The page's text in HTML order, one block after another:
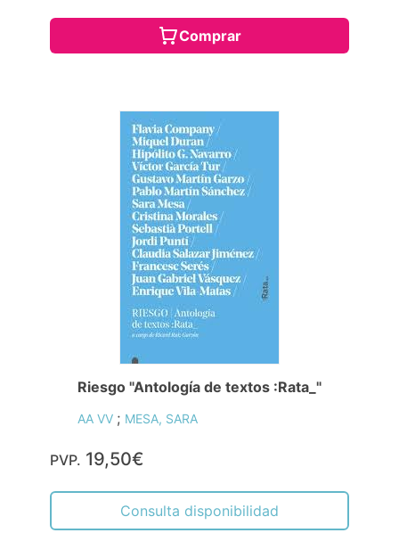
Comprar
Riesgo "Antología de textos :Rata_"
AA VV ; MESA, SARA
PVP. 19,50€
Consulta disponibilidad